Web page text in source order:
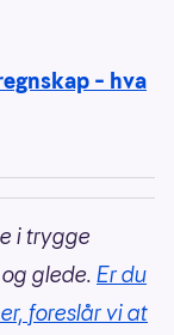
– hva
i trygge
glede. Er du
foreslår vi at